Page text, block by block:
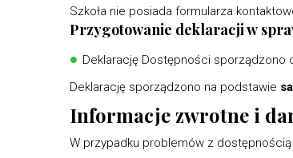
Szkoła nie posiada formularza
Przygotowanie deklaracji w
Deklarację Dostępności sporządzono
Deklarację sporządzono na podstawie
Informacje zwrotne i
W przypadku problemów z